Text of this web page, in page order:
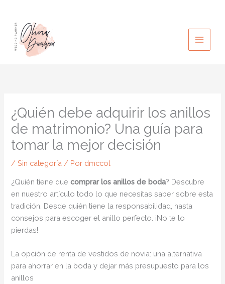
contenido
¿Quién debe adquirir los anillos
de matrimonio? Una guía para
tomar la mejor decisión
/Sin categoría / Por dmccol
¿Quién tiene quecomprar los anillos de boda? Descubre
en nuestro artículo todo lo que necesitas saber sobre esta
tradición. Desde quién tiene la responsabilidad, hasta
consejos para escoger el anillo perfecto. ¡No te lo
pierdas!
La opción de renta de vestidos de novia: una alternativa
para ahorrar en la boda y dejar más presupuesto para los
anillos